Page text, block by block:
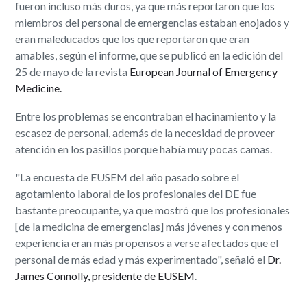
fueron incluso más duros, ya que más reportaron que los
miembros del personal de emergencias estaban enojados y
eran maleducados que los que reportaron que eran
amables, según el informe, que se publicó en la edición del
25 de mayo de la revista European Journal of Emergency
Medicine.
Entre los problemas se encontraban el hacinamiento y la
escasez de personal, además de la necesidad de proveer
atención en los pasillos porque había muy pocas camas.
"La encuesta de EUSEM del año pasado sobre el
agotamiento laboral de los profesionales del DE fue
bastante preocupante, ya que mostró que los profesionales
[de la medicina de emergencias] más jóvenes y con menos
experiencia eran más propensos a verse afectados que el
personal de más edad y más experimentado", señaló el Dr.
James Connolly, presidente de EUSEM.